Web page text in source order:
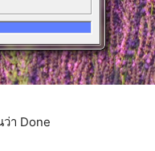
า Done